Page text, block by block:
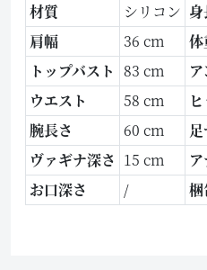
材質 シリコン
肩幅
36 cm 体
トップバスト 83 cm
ウエスト
58 cm
腕長さ
60 cm
ヴァギナ深さ 15 cm
お口深さ
/ 梱